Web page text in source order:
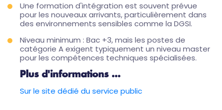
Une formation d'intégration est souvent prévue
pour les nouveaux arrivants, particulièrement dans
des environnements sensibles comme la DGSI.
Niveau minimum : Bac +3, mais les postes de
catégorie A exigent typiquement un niveau master
pour les compétences techniques spécialisées.
Plus d'informations ...
Sur le site dédié du service public